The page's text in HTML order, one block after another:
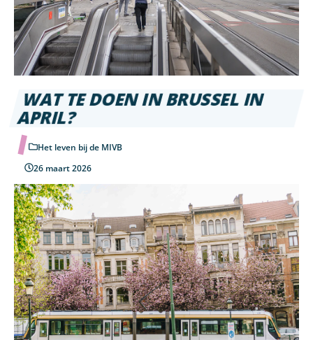
WAT TE DOEN IN BRUSSEL IN
APRIL?
Het leven bij de MIVB
26 maart 2026